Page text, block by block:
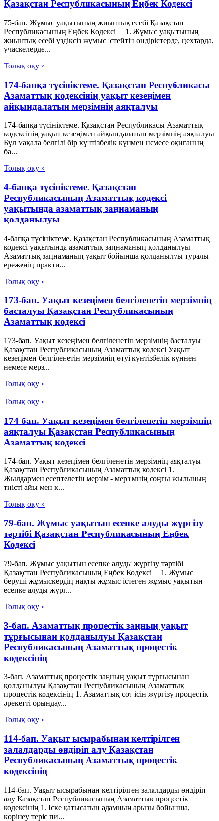
Қазақстан Республикасының Еңбек Кодексі
75-бап. Жұмыс уақытының жиынтық есебі Қазақстан
Республикасының Еңбек Кодексі 1. Жұмыс уақытының
жиынтық есебі үздіксіз жұмыс істейтін өндірістерде, цехтарда,
учаскелерде...
Толық оқу »
174-бапқа түсініктеме. Қазақстан Республикасы
Азаматтық кодексінің уақыт кезеңімен
айқындалатын мерзімнің аяқталуы
174-бапқа түсініктеме. Қазақстан Республикасы Азаматтық
кодексінің уақыт кезеңімен айқындалатын мерзімнің аяқталуы
Бұл мақала белгілі бір күнтізбелік күнмен немесе оқиғаның
ба...
Толық оқу »
4-бапқа түсініктеме. Қазақстан
Республикасының Азаматтық кодексі
уақытында азаматтық заңнаманың
қолданылуы
4-бапқа түсініктеме. Қазақстан Республикасының Азаматтық
кодексі уақытында азаматтық заңнаманың қолданылуы
Азаматтық заңнаманың уақыт бойынша қолданылуы туралы
ереженің практи...
Толық оқу »
173-бап. Уақыт кезеңiмен белгiленетiн мерзiмнiң
басталуы Қазақстан Республикасының
Азаматтық кодексi
173-бап. Уақыт кезеңiмен белгiленетiн мерзiмнiң басталуы
Қазақстан Республикасының Азаматтық кодексi Уақыт
кезеңiмен белгiленетiн мерзiмнiң өтуi күнтiзбелiк күннен
немесе мерз...
Толық оқу »
Толық оқу »
174-бап. Уақыт кезеңiмен белгiленетiн мерзiмнiң
аяқталуы Қазақстан Республикасының
Азаматтық кодексi
174-бап. Уақыт кезеңiмен белгiленетiн мерзiмнiң аяқталуы
Қазақстан Республикасының Азаматтық кодексi 1.
Жылдармен есептелетiн мерзiм - мерзiмнiң соңғы жылының
тиiстi айы мен к...
Толық оқу »
79-бап. Жұмыс уақытын есепке алуды жүргізу
тәртібі Қазақстан Республикасының Еңбек
Кодексі
79-бап. Жұмыс уақытын есепке алуды жүргізу тәртібі
Қазақстан Республикасының Еңбек Кодексі 1. Жұмыс
беруші жұмыскердің нақты жұмыс істеген жұмыс уақытын
есепке алуды жүрг...
Толық оқу »
3-бап. Азаматтық процестік заңның уақыт
тұрғысынан қолданылуы Қазақстан
Республикасының Азаматтық процестік
кодексінің
3-бап. Азаматтық процестік заңның уақыт тұрғысынан
қолданылуы Қазақстан Республикасының Азаматтық
процестік кодексінің 1. Азаматтық сот ісін жүргізу процестік
әрекетті орындау...
Толық оқу »
114-бап. Уақыт ысырабынан келтірілген
залалдарды өндіріп алу Қазақстан
Республикасының Азаматтық процестік
кодексінің
114-бап. Уақыт ысырабынан келтірілген залалдарды өндіріп
алу Қазақстан Республикасының Азаматтық процестік
кодексінің 1. Іске қатысатын адамның арызы бойынша,
көрінеу теріс пи...